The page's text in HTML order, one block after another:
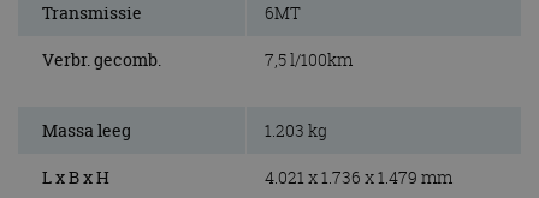
Transmissie 6MT
Verbr. gecomb. 7,5 l/100km
Massa leeg 1.203 kg
L x B x H 4.021 x 1.736 x 1.479 mm